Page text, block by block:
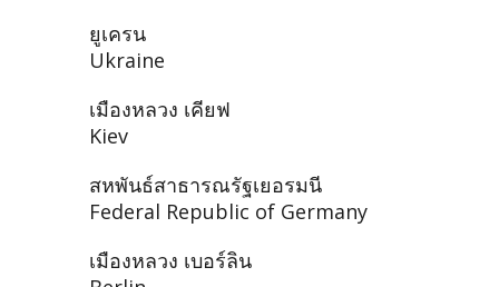
ยูเครน
Ukraine
เมืองหลวง เคียฟ
Kiev
สหพันธ์สาธารณรัฐเยอรมนี
Federal Republic of Germany
เมืองหลวง เบอร์ลิน